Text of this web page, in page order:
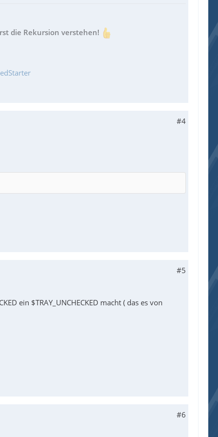
die Rekursion verstehen!
#4
#5
ein $TRAY_UNCHECKED macht ( das es von
#6